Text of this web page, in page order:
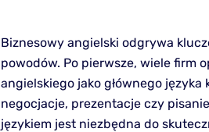
Biznesowy angielski odgrywa
powodów. Po pierwsze, wiele firm
angielskiego jako głównego
negocjacje, prezentacje czy
językiem jest niezbędna do